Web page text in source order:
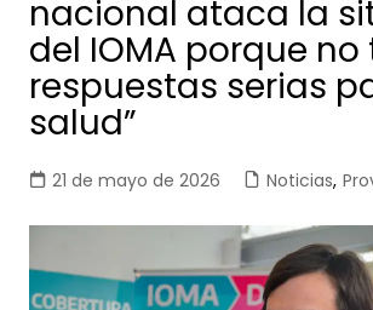
nacional ataca la
del IOMA porque no
respuestas serias
salud”
21 de mayo de 2026 Noticias,